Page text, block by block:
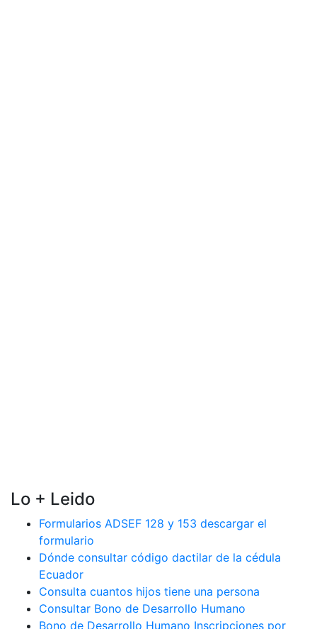
Lo + Leido
Formularios ADSEF 128 y 153 descargar el
formulario
Dónde consultar código dactilar de la cédula
Ecuador
Consulta cuantos hijos tiene una persona
Consultar Bono de Desarrollo Humano
Bono de Desarrollo Humano Inscripciones por